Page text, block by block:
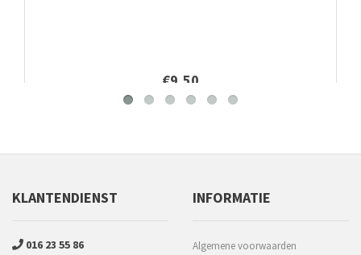
€9,50
KLANTENDIENST
016 23 55 86
INFORMATIE
Algemene voorwaarden